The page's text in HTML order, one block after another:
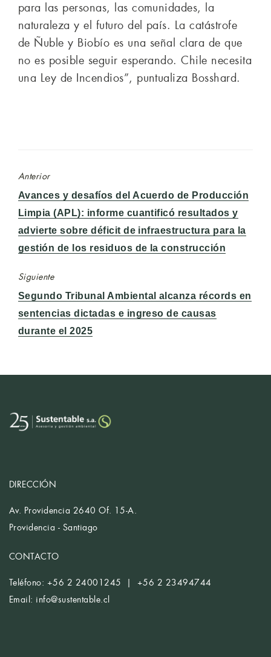
para las personas, las comunidades, la
naturaleza y el futuro del país. La catástrofe
de Ñuble y Biobío es una señal clara de que
no es posible seguir esperando. Chile necesita
una Ley de Incendios”, puntualiza Bosshard.
Anterior
Entrada
anterior:
Avances y desafíos del Acuerdo de Producción
Limpia (APL): informe cuantificó resultados y
advierte sobre déficit de infraestructura para la
gestión de los residuos de la construcción
Siguiente
Entrada
siguiente:
Segundo Tribunal Ambiental alcanza récords en
sentencias dictadas e ingreso de causas
durante el 2025
DIRECCIÓN
Av. Providencia 2640 Of. 15-A.
Providencia - Santiago
CONTACTO
Teléfono: +56 2 24001245 | +56 2 23494744
Email: info@sustentable.cl